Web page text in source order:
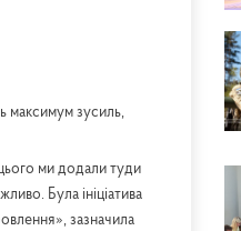
максимум зусиль,
ми додали туди
Була ініціатива
зазначила